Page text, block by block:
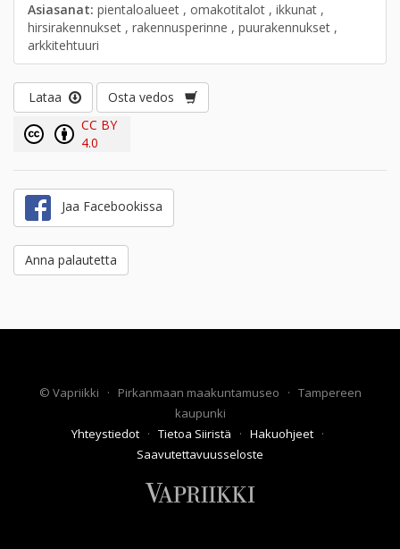
Asiasanat: pientaloalueet , omakotitalot , ikkunat ,
hirsirakennukset , rakennusperinne , puurakennukset ,
arkkitehtuuri
Lataa
Osta vedos
CC BY
4.0
Jaa Facebookissa
Anna palautetta
© Vapriikki · Pirkanmaan maakuntamuseo · Tampereen
kaupunki
Yhteystiedot · Tietoa Siiristä · Hakuohjeet ·
Saavutettavuusseloste